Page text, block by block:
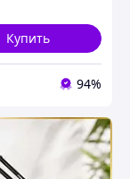
Купить
94%